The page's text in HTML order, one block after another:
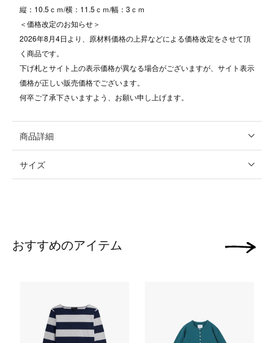
縦：10.5ｃｍ/横：11.5ｃｍ/幅：3ｃｍ
＜価格改定のお知らせ＞
2026年8月4日より、原材料価格の上昇などによる価格改定をさせて頂
く商品です。
下げ札とサイト上の表示価格が異なる場合がございますが、サイト表示
価格が正しい販売価格でございます。
何卒ご了承下さいますよう、お願い申し上げます。
商品詳細
サイズ
おすすめのアイテム 次の画像